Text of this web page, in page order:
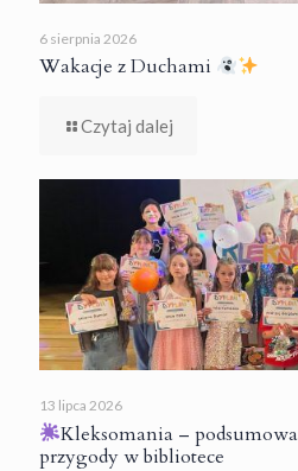
6 sierpnia 2026
Wakacje z Duchami
Czytaj dalej
13 lipca 2026
Kleksomania –
przygody w bibliotece